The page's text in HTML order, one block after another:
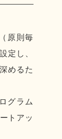
原則毎
定し、
めるた
グラム
トアッ